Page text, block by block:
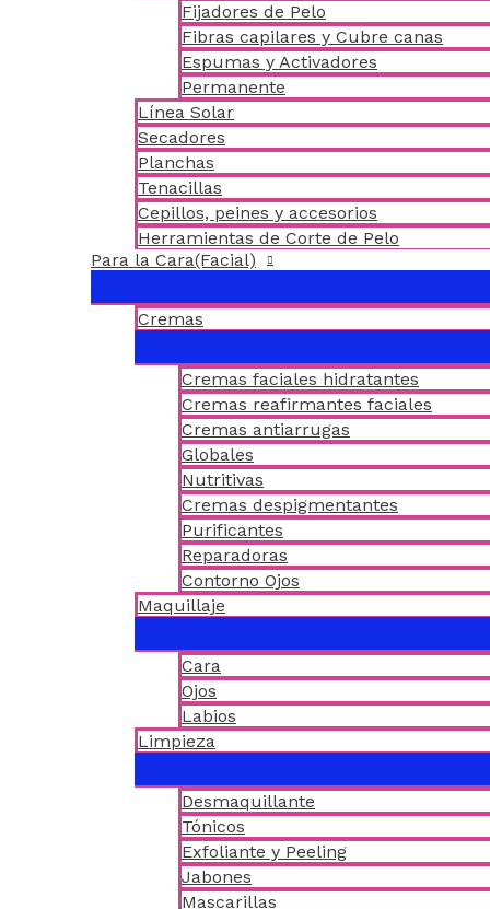
Fijadores de Pelo
Fibras capilares y Cubre canas
Espumas y Activadores
Permanente
Línea Solar
Secadores
Planchas
Tenacillas
Cepillos, peines y accesorios
Herramientas de Corte de Pelo
Para la Cara(Facial)
Cremas
Cremas faciales hidratantes
Cremas reafirmantes faciales
Cremas antiarrugas
Globales
Nutritivas
Cremas despigmentantes
Purificantes
Reparadoras
Contorno Ojos
Maquillaje
Cara
Ojos
Labios
Limpieza
Desmaquillante
Tónicos
Exfoliante y Peeling
Jabones
Mascarillas